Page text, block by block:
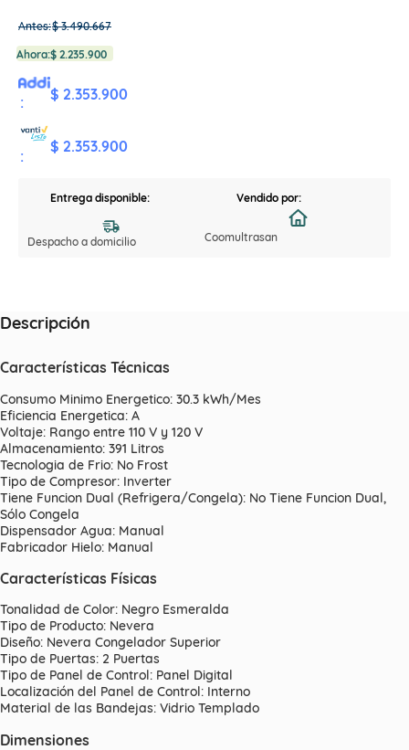
Antes:$ 3.490.667
Ahora:$ 2.235.900
: $ 2.353.900
:
$ 2.353.900
Entrega disponible:
Despacho a domicilio
Vendido por:
Coomultrasan
Descripción
Características Técnicas
Consumo Minimo Energetico: 30.3 kWh/Mes
Eficiencia Energetica: A
Voltaje: Rango entre 110 V y 120 V
Almacenamiento: 391 Litros
Tecnologia de Frio: No Frost
Tipo de Compresor: Inverter
Tiene Funcion Dual (Refrigera/Congela): No Tiene Funcion Dual,
Sólo Congela
Dispensador Agua: Manual
Fabricador Hielo: Manual
Características Físicas
Tonalidad de Color: Negro Esmeralda
Tipo de Producto: Nevera
Diseño: Nevera Congelador Superior
Tipo de Puertas: 2 Puertas
Tipo de Panel de Control: Panel Digital
Localización del Panel de Control: Interno
Material de las Bandejas: Vidrio Templado
Dimensiones